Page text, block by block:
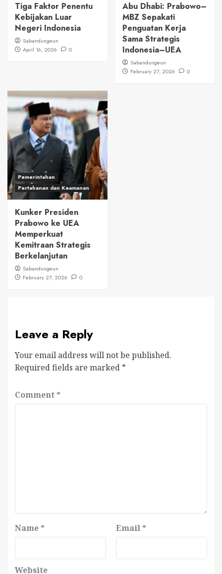
Tiga Faktor Penentu
Kebijakan Luar
Negeri Indonesia
Sabandungeun
April 16, 2026
0
Abu Dhabi: Prabowo–
MBZ Sepakati
Penguatan Kerja
Sama Strategis
Indonesia–UEA
Sabandungeun
February 27, 2026
0
Pemerintahan
Pertahanan dan Keamanan
Kunker Presiden
Prabowo ke UEA
Memperkuat
Kemitraan Strategis
Berkelanjutan
Sabandungeun
February 27, 2026
0
Leave a Reply
Your email address will not be published.
Required fields are marked *
Comment *
Name * Email *
Website